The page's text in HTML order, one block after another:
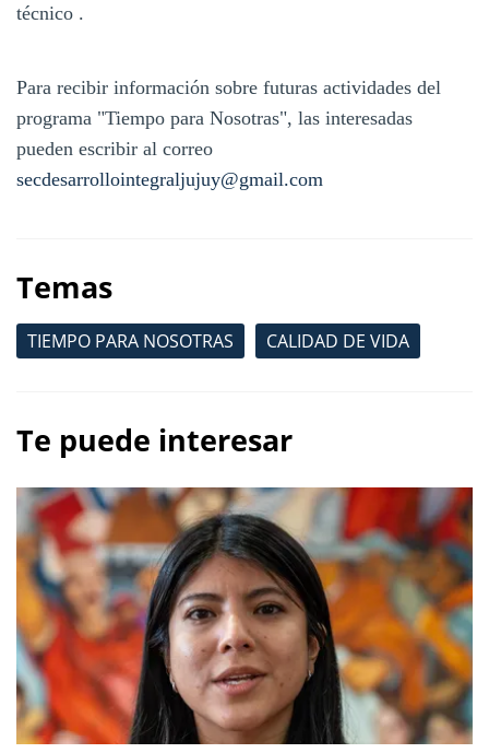
técnico .
Para recibir información sobre futuras actividades del
programa "Tiempo para Nosotras", las interesadas
pueden escribir al correo
secdesarrollointegraljujuy@gmail.com
Temas
TIEMPO PARA NOSOTRAS CALIDAD DE VIDA
Te puede interesar